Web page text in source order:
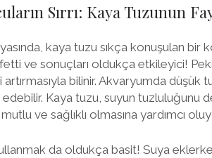
Sırrı: Kaya Tuzunun
kaya tuzu sıkça konuşulan bir
ve sonuçları oldukça etkileyici!
bilinir. Akvaryumda düşük
edebilir. Kaya tuzu, suyun
ve sağlıklı olmasına yardımcı
da oldukça basit! Suya